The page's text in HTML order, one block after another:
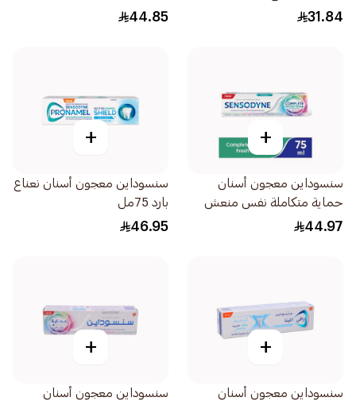
الفلورايد المناسب للعمر 60مل
31.84
44.85
+
سنسوداين معجون أسنان
حماية متكاملة نفس منعش
75مل
44.97
+
سنسوداين معجون أسنان نعناع
بارد 75مل
46.95
+
سنسوداين معجون أسنان
+
سنسوداين معجون أسنان